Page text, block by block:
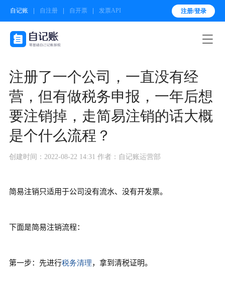
自记账 自注册 自开票 发票API 注册/登录

注册了一个公司，一直没有经
营，但有做税务申报，一年后想
要注销掉，走简易注销的话大概
是个什么流程？
创建时间：2022-08-22 14:31 作者：自记账运营部
简易注销只适用于公司没有流水、没有开发票。
下面是简易注销流程：
第一步：先进行税务清理，拿到清税证明。